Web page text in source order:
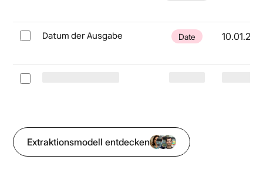
Datum der Ausgabe Date
Extraktionsmodell entdecken